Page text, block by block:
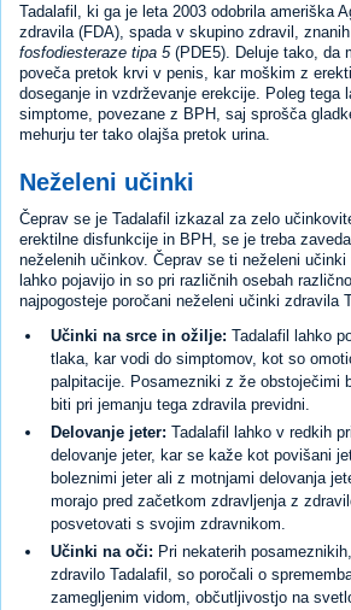
Tadalafil, ki ga je leta 2003 odobrila ameriška
zdravila (FDA), spada v skupino zdravil,
fosfodiesteraze tipa 5(PDE5). Deluje tako, da
poveča pretok krvi v penis, kar moškim z
doseganje in vzdrževanje erekcije. Poleg tega
simptome, povezane z BPH, saj sprošča
mehurju ter tako olajša pretok urina.
Neželeni učinki
Čeprav se je Tadalafil izkazal za zelo
erektilne disfunkcije in BPH, se je treba
neželenih učinkov. Čeprav se ti neželeni
lahko pojavijo in so pri različnih osebah
najpogosteje poročani neželeni učinki zdravila
Učinki na srce in ožilje: Tadalafil lahko
tlaka, kar vodi do simptomov, kot so
palpitacije. Posamezniki z že obstoječimi
biti pri jemanju tega zdravila previdni.
Delovanje jeter: Tadalafil lahko v redkih
delovanje jeter, kar se kaže kot povišani
boleznimi jeter ali z motnjami delovanja
morajo pred začetkom zdravljenja z
posvetovati s svojim zdravnikom.
Učinki na oči: Pri nekaterih
zdravilo Tadalafil, so poročali o
zamegljenim vidom, občutljivostjo na